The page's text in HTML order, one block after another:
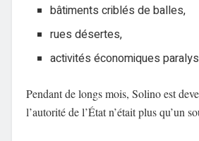
bâtiments criblés de balles,
rues désertes,
activités économiques
Pendant de longs mois, Solino est
l’autorité de l’État n’était plus qu’un